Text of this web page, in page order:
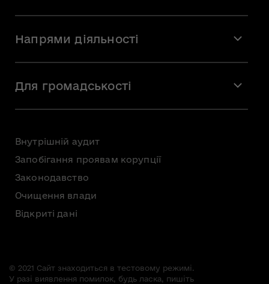
Команда
Вакансії
Напрями діяльності
Мистецька освіта
Для громадськості
Внутрішній аудит
Запобігання проявам корупції
Законодавство
Очищення влади
Відкриті дані
© 2021 Сайт знаходиться в тестовому режимі.
У разі виявлення помилок, будь ласка, пишіть